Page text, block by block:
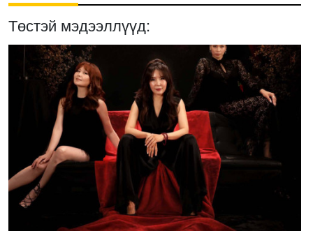
Төстэй мэдээллүүд: